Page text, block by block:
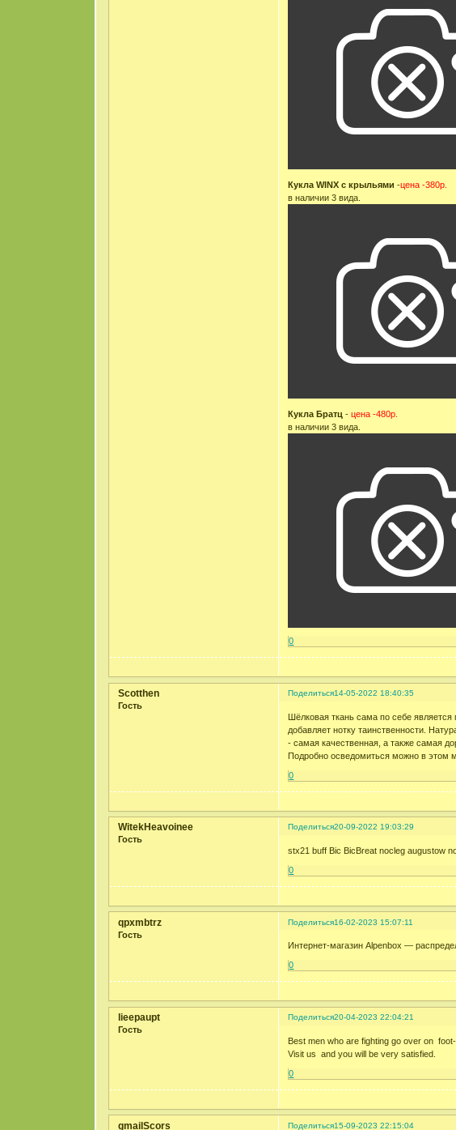
Кукла WINX с крыльями -цена -380р.
в наличии 3 вида.
Кукла Братц -цена -480р.
в наличии 3 вида.
0
Поделиться14-05-2022 18:40:35
Scotthen
Гость
Шёлковая ткань сама по себе
добавляет нотку таинственности.
- самая качественная, а также самая
Подробно осведомиться можно в этом
0
Поделиться20-09-2022 19:03:29
WitekHeavoinee
Гость
stx21 buff Bic BicBreat nocleg augustow
0
Поделиться16-02-2023 15:07:11
qpxmbtrz
Гость
Интернет-магазин Alpenbox —
0
Поделиться20-04-2023 22:04:21
liеepaupt
Гость
Best men who are fighting go over on
Visit us and you will be very satisfied.
0
Поделиться15-09-2023 22:15:04
gmailScors